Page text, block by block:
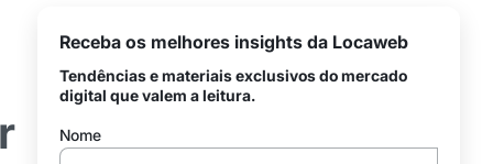
Receba os melhores insights da Locaweb
Tendências e materiais exclusivos do mercado
digital que valem a leitura.
Nome